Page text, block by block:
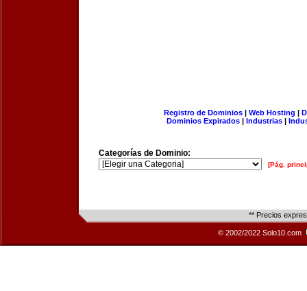
Registro de Dominios| Web Hosting |
Dominios Expirados | Industrias |
Categorías de Dominio:
[Pág.
** Precios
© 2002/2022 Solo10.com